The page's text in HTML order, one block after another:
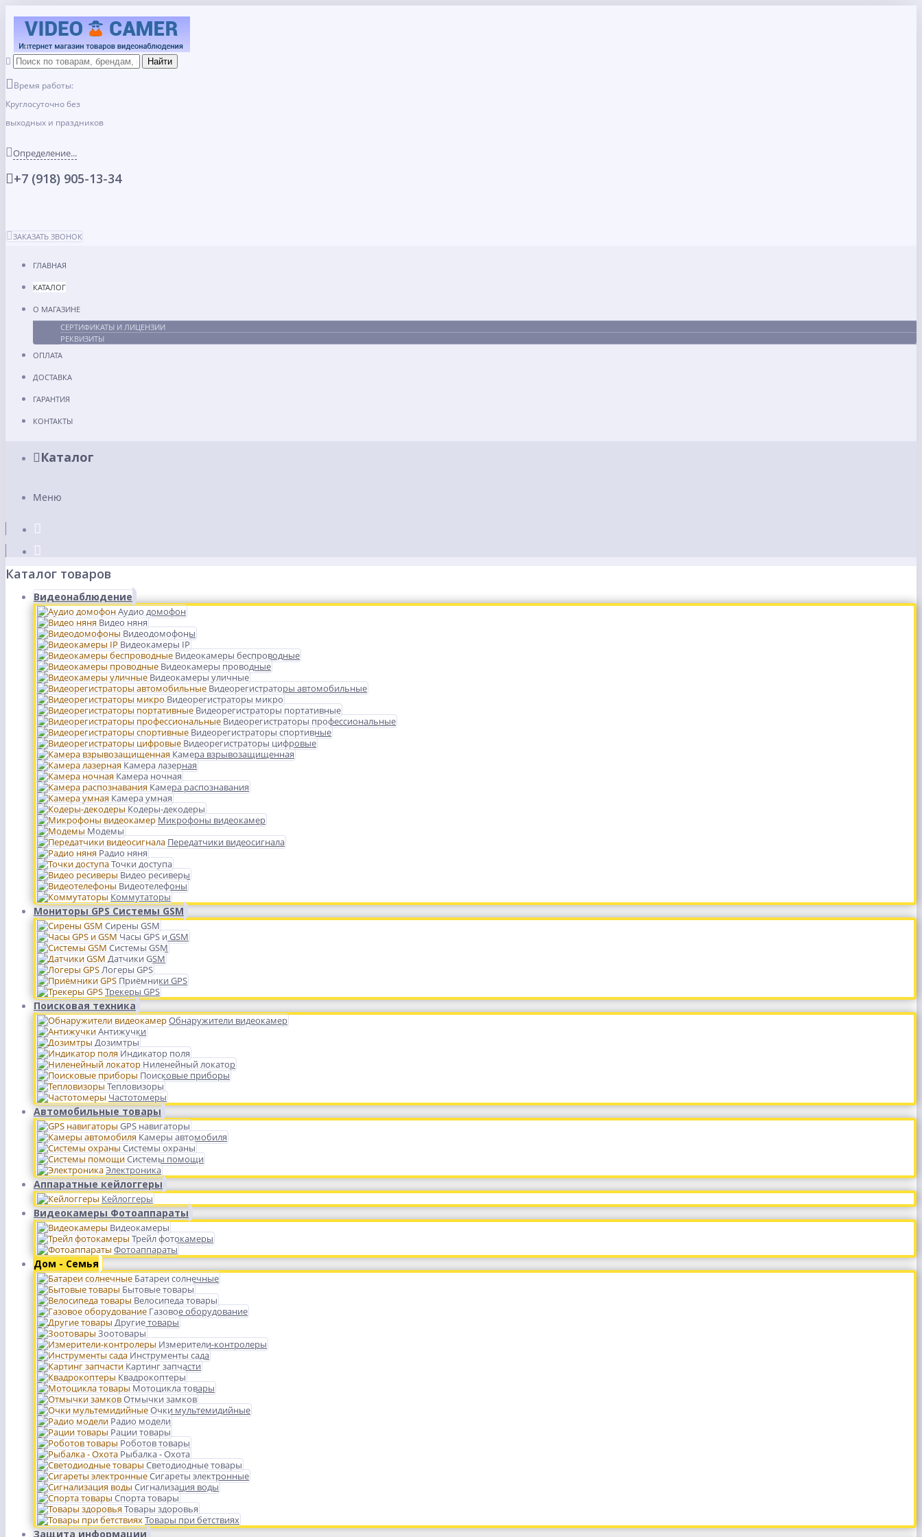
Время работы:
Круглосуточно без
выходных и праздников
Определение...
+7 (918) 905-13-34
ЗАКАЗАТЬ ЗВОНОК
ГЛАВНАЯ
КАТАЛОГ
О МАГАЗИНЕ
СЕРТИФИКАТЫ И ЛИЦЕНЗИИ
РЕКВИЗИТЫ
ОПЛАТА
ДОСТАВКА
ГАРАНТИЯ
КОНТАКТЫ
Каталог
Меню
Каталог товаров
Видеонаблюдение
Аудио домофон
Видео няня
Видеодомофоны
Видеокамеры IP
Видеокамеры беспроводные
Видеокамеры проводные
Видеокамеры уличные
Видеорегистраторы автомобильные
Видеорегистраторы микро
Видеорегистраторы портативные
Видеорегистраторы профессиональные
Видеорегистраторы спортивные
Видеорегистраторы цифровые
Камера взрывозащищенная
Камера лазерная
Камера ночная
Камера распознавания
Камера умная
Кодеры-декодеры
Микрофоны видеокамер
Модемы
Передатчики видеосигнала
Радио няня
Точки доступа
Видео ресиверы
Видеотелефоны
Коммутаторы
Мониторы GPS Системы GSM
Сирены GSM
Часы GPS и GSM
Системы GSM
Датчики GSM
Логеры GPS
Приёмники GPS
Трекеры GPS
Поисковая техника
Обнаружители видеокамер
Антижучки
Дозимтры
Индикатор поля
Ниленейный локатор
Поисковые приборы
Тепловизоры
Частотомеры
Автомобильные товары
GPS навигаторы
Камеры автомобиля
Системы охраны
Системы помощи
Электроника
Аппаратные кейлоггеры
Кейлоггеры
Видеокамеры Фотоаппараты
Видеокамеры
Трейл фотокамеры
Фотоаппараты
Дом - Семья
Батареи солнечные
Бытовые товары
Велосипеда товары
Газовое оборудование
Другие товары
Зоотовары
Измерители-контролеры
Инструменты сада
Картинг запчасти
Квадрокоптеры
Мотоцикла товары
Отмычки замков
Очки мультемидийные
Радио модели
Рации товары
Роботов товары
Рыбалка - Охота
Светодиодные товары
Сигареты электронные
Сигнализация воды
Спорта товары
Товары здоровья
Товары при бетствиях
Защита информации